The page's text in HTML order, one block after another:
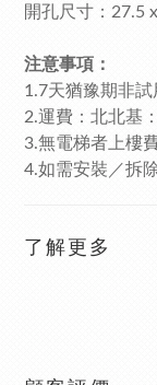
開孔尺寸：27.5
注意事項：
1.7天猶豫期非試
2.運費：北北基
3.無電梯者上樓
4.如需安裝／拆
了解更多